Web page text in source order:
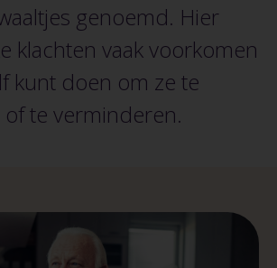
genoemd. Hier
klachten vaak voorkomen
kunt doen om ze te
te verminderen.